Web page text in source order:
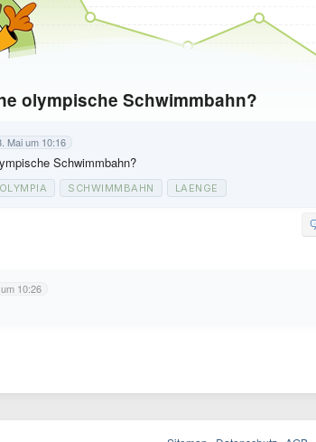
olympische Schwimmbahn?
Mai um 10:16
Schwimmbahn?
OLYMPIA SCHWIMMBAHN LAENGE
10:26